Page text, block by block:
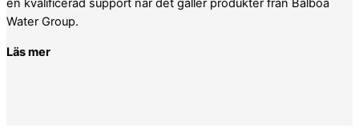
en kvalificerad support när det gäller produkter från Balboa
Water Group.
Läs mer